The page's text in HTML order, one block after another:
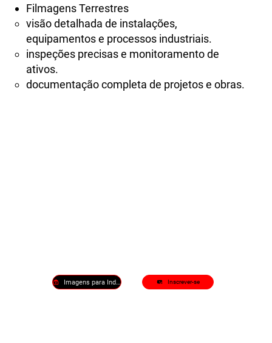
Filmagens Terrestres
visão detalhada de instalações,
equipamentos e processos industriais.
inspeções precisas e monitoramento de
ativos.
documentação completa de projetos e obras.
Imagens para Indústria Inscrever-se